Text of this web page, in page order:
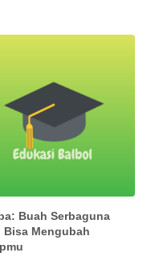
Buah Serbaguna
Bisa Mengubah